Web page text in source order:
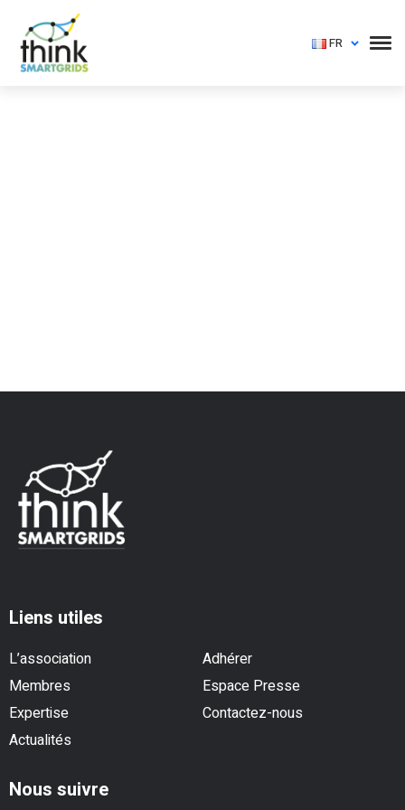
FR
Vous devez vous identifier pour voir cet événement
Liens utiles
L’association
Adhérer
Membres
Espace Presse
Expertise
Contactez-nous
Actualités
Nous suivre